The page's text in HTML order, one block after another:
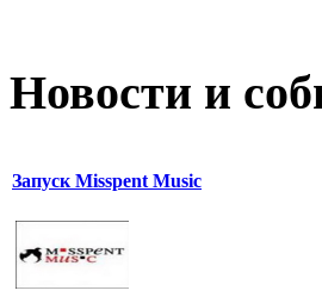
Новости и
Запуск Misspent Music